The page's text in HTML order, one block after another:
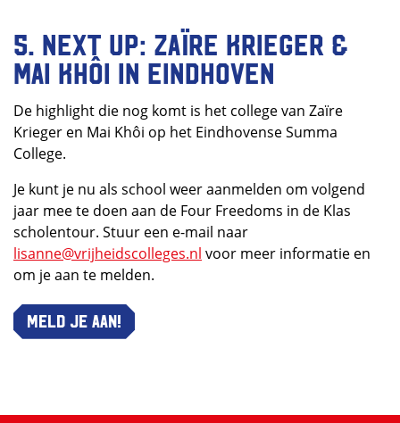
5. Next up: Zaïre Krieger &
Mai Khôi in Eindhoven
De highlight die nog komt is het college van Zaïre
Krieger en Mai Khôi op het Eindhovense Summa
College.
Je kunt je nu als school weer aanmelden om volgend
jaar mee te doen aan de Four Freedoms in de Klas
scholentour. Stuur een e-mail naar
lisanne@vrijheidscolleges.nl voor meer informatie en
om je aan te melden.
Meld je aan!